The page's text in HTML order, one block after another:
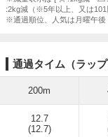
:2kg減（※5年以上、又は101
※通過順位、人気は月曜午後
通過タイム（ラップ
200m
12.7
(12.7)